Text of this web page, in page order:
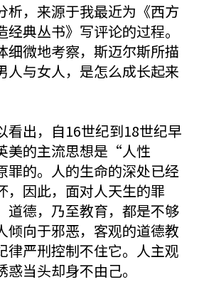
析，来源于我最近为《西方
典丛书》写评论的过程。
细微地考察，斯迈尔斯所描
人与女人，是怎么成长起来
看出，自16世纪到18世纪早
美的主流思想是“人性
的。人的生命的深处已经
，因此，面对人天生的罪
道德，乃至教育，都是不够
倾向于邪恶，客观的道德教
律严刑控制不住它。人主观
当头却身不由己。